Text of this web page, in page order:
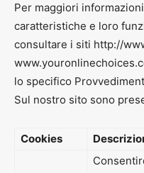
Per maggiori
caratteristiche e loro
consultare i siti http://
lo specifico
Sul nostro sito sono
Cookies